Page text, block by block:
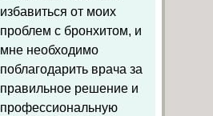
избавиться от моих
проблем с бронхитом, и
мне необходимо
поблагодарить врача за
правильное решение и
профессиональную